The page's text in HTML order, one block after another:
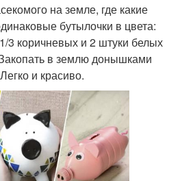
на земле, где какие
бутылочки в цвета:
3 коричневых и 2 штуки белых
в землю донышками
и красиво.